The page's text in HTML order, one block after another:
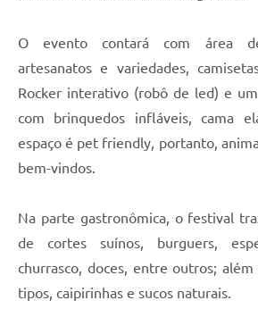
Carta de Serviços
Arquivos para Download
Galeria de Vídeos
Contas Públicas
Serviços Online
O evento contará com área
artesanatos e variedades,
Rocker interativo (robô de led) e
com brinquedos infláveis, cama
espaço é pet friendly, portanto,
bem-vindos.
Na parte gastronômica, o festival
de cortes suínos, burguers,
churrasco, doces, entre outros;
tipos, caipirinhas e sucos naturais.